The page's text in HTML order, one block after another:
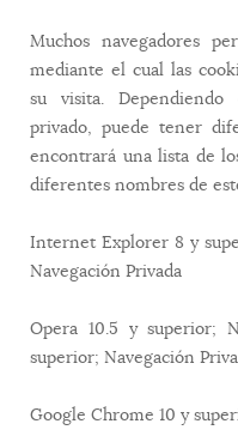
Muchos navegadores
mediante el cual las
su visita.
privado, puede tener
encontrará una lista de
diferentes nombres de
Internet Explorer 8 y
Navegación Privada
Opera 10.5 y superior;
superior; Navegación
Google Chrome 10 y